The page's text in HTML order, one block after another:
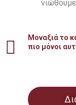
Μοναξιά το
πιο μόνοι